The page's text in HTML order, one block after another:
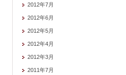
2012年7月
2012年6月
2012年5月
2012年4月
2012年3月
2011年7月